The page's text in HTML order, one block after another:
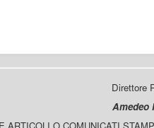
Direttore
Amedeo